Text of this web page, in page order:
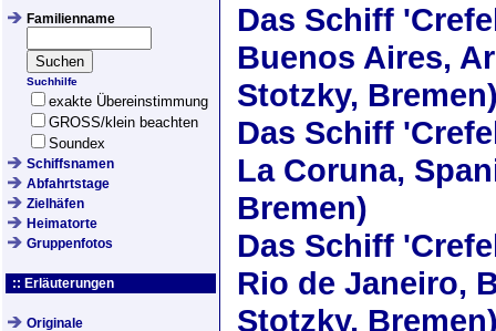
Familienname
Suchhilfe
exakte Übereinstimmung
GROSS/klein beachten
Soundex
Schiffsnamen
Abfahrtstage
Zielhäfen
Heimatorte
Gruppenfotos
:: Erläuterungen
Originale
Das Schiff
Buenos Aires,
Stotzky,
Das Schiff
La Coruna,
Bremen)
Das Schiff
Rio de Janeiro,
Stotzky,